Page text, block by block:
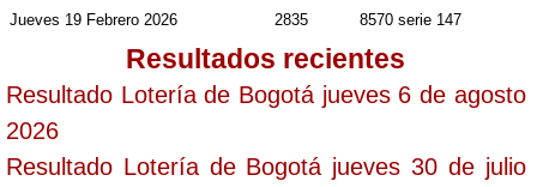
Jueves 19 Febrero 2026 2835 8570 serie 147
Resultados recientes
Resultado Lotería de Bogotá jueves 6 de agosto
2026
Resultado Lotería de Bogotá jueves 30 de julio